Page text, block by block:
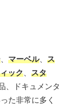
マーベル、 ス
ック
スタ
、ドキュメンタ
た非常に多く